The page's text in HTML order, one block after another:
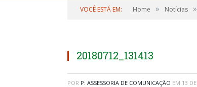
VOCÊ ESTÁ EM: Home » Notícias »
20180712_131413
POR P: ASSESSORIA DE COMUNICAÇÃO EM 13